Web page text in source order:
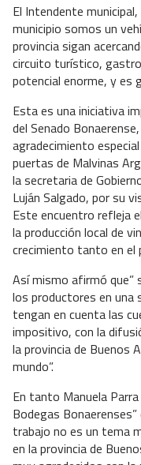
El Intendente
municipio somos un
provincia sigan
circuito turístico,
potencial enorme, y es
Esta es una iniciativa
del Senado
agradecimiento
puertas de Malvinas
la secretaria de
Luján Salgado, por su
Este encuentro refleja
la producción local de
crecimiento tanto en el
Así mismo afirmó que”
los productores en una
tengan en cuenta las
impositivo, con la
la provincia de Buenos
mundo”.
En tanto Manuela
Bodegas
trabajo no es un tema
en la provincia de